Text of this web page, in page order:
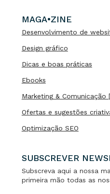
MAGA•ZINE
Desenvolvimento de
Design gráfico
Dicas e boas práticas
Ebooks
Marketing & Comunicação
Ofertas e sugestões
Optimização SEO
SUBSCREVER
Subscreva aqui a nossa
primeira mão todas as